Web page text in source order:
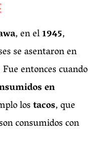
, en el1945,
se asentaron en
entonces cuando
en
lostacos, que
consumidos con